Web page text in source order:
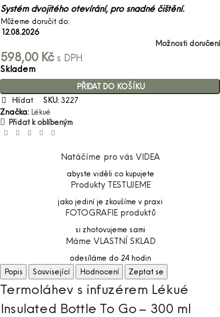
Systém dvojitého otevírání, pro snadné čištění.
Můžeme doručit do:
12.08.2026
Možnosti doručení
598,00 Kč s DPH
Skladem
PŘIDAT DO KOŠÍKU
Hlídat
SKU: 3227
Značka: Lékué
Přidat k oblíbeným
Natáčíme pro vás VIDEA
abyste viděli co kupujete
Produkty TESTUJEME
jako jediní je zkoušíme v praxi
FOTOGRAFIE produktů
si zhotovujeme sami
Máme VLASTNÍ SKLAD
odesíláme do 24 hodin
Popis
Související Hodnocení Zeptat se
Termoláhev s infuzérem Lékué
Insulated Bottle To Go – 300 ml